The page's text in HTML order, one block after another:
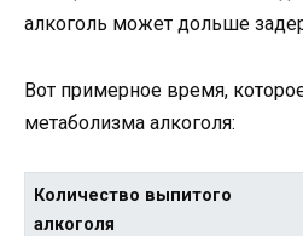
алкоголь может дольше
Вот примерное время,
метаболизма алкоголя:
Количество выпитого
алкоголя